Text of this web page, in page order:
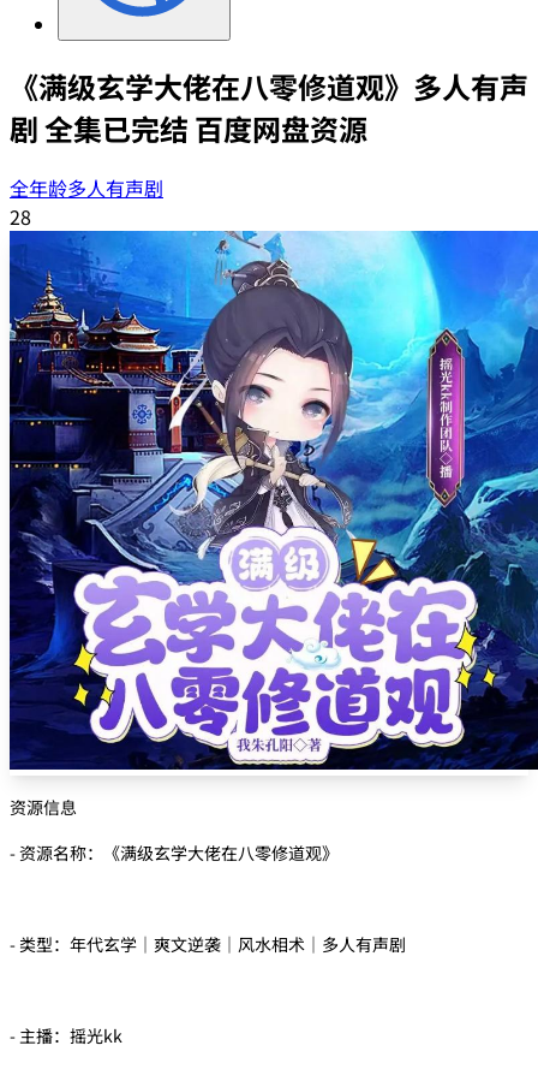
《满级玄学大佬在八零修道观》多人有声
剧 全集已完结 百度网盘资源
全年龄多人有声剧
28
资源信息
- 资源名称：《满级玄学大佬在八零修道观》
- 类型：年代玄学｜爽文逆袭｜风水相术｜多人有声剧
- 主播：摇光kk